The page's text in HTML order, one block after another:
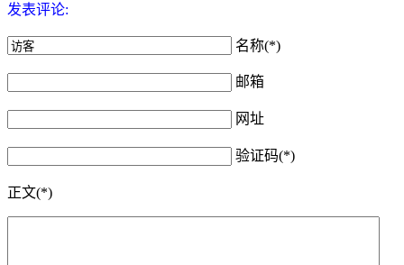
发表评论:
名称(*)
邮箱
网址
验证码(*)
正文(*)